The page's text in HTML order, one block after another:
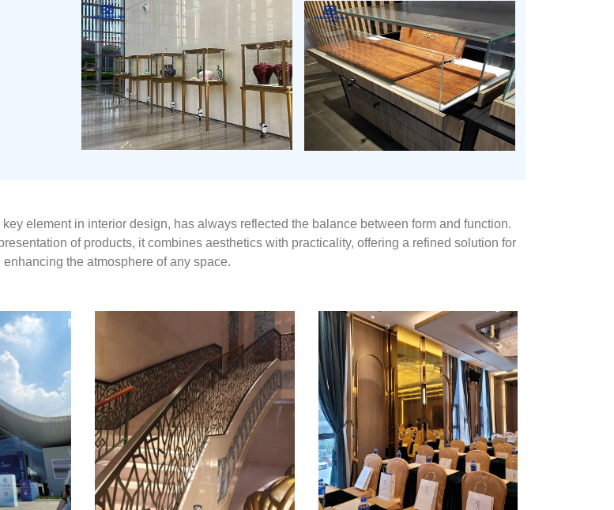
element in interior design, has always reflected the balance between form and function.
of products, it combines aesthetics with practicality, offering a refined solution for
the atmosphere of any space.